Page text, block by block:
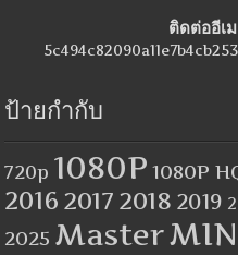
ติดต่ออีเ
ป้ายกำกับ
720p 1080P 1080P
2016 2017 2018 2019
2025 Master